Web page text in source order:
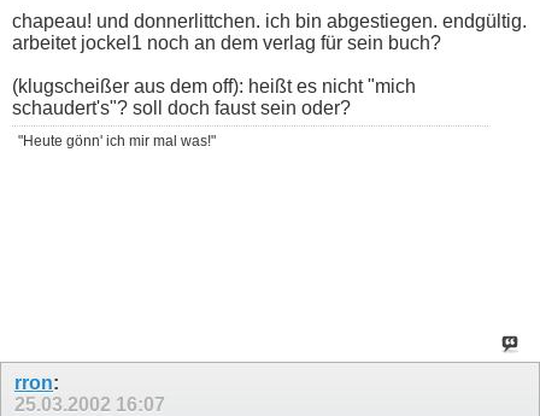
chapeau! und donnerlittchen. ich bin abgestiegen. endgültig.
arbeitet jockel1 noch an dem verlag für sein buch?
(klugscheißer aus dem off): heißt es nicht "mich
schaudert's"? soll doch faust sein oder?
"Heute gönn' ich mir mal was!"
rron:
25.03.2002 16:07